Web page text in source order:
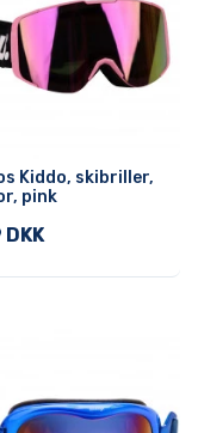
Kiddo, skibriller,
pink